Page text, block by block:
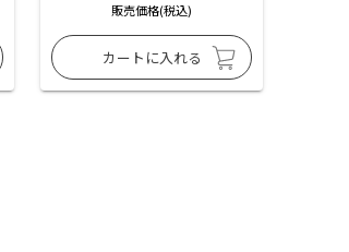
販売価格(税込)